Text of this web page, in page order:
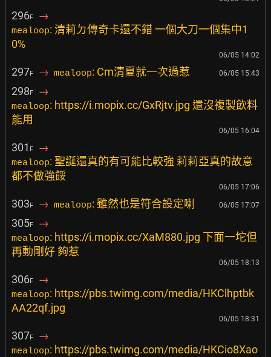
296F →
mealoop: 清莉ㄉ傳奇卡還不錯 一個大刀一個集中1
0%
06/05 14:02
297F → mealoop: Cm清夏就一次過惹 06/05 15:43
298F →
mealoop: https://i.mopix.cc/GxRjtv.jpg 還沒複製飲料
能用
06/05 16:04
301 F →
mealoop: 聖誕還真的有可能比較強 莉莉亞真的故意
都不做強餒
06/05 17:06
303F → mealoop: 雖然也是符合設定喇 06/05 17:07
305F →
mealoop: https://i.mopix.cc/XaM880.jpg 下面一坨但
再動剛好 夠惹
06/05 18:13
306F →
mealoop: https://pbs.twimg.com/media/HKClhptbk
AA22qf.jpg
06/05 18:31
307F →
mealoop: https://pbs.twimg.com/media/HKCio8Xao